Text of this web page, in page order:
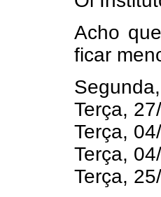
Acho
ficar
Terça,
Terça,
Terça,
Terça,